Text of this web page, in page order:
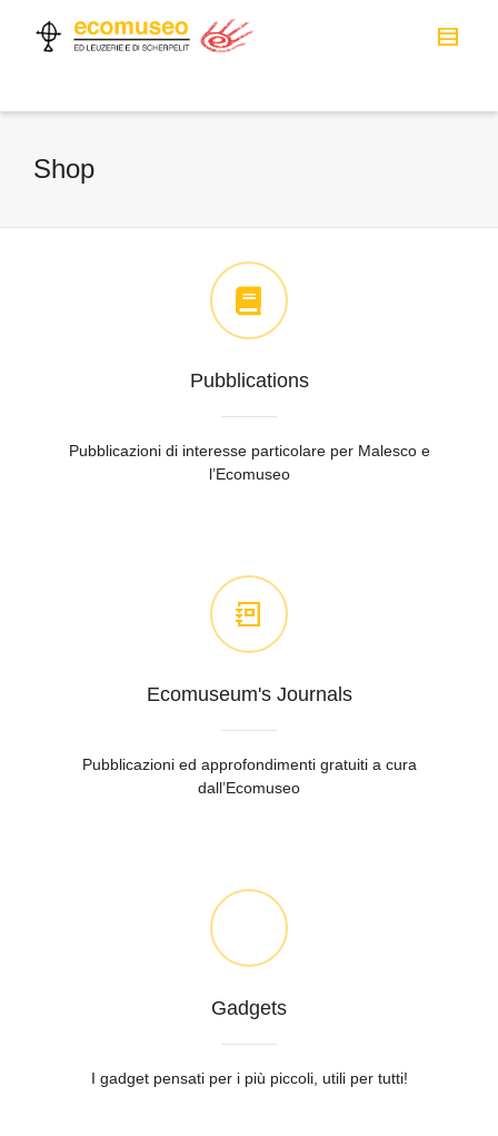
Shop
Pubblications
Pubblicazioni di interesse particolare per Malesco e
l’Ecomuseo
Ecomuseum's Journals
Pubblicazioni ed approfondimenti gratuiti a cura
dall’Ecomuseo
Gadgets
I gadget pensati per i più piccoli, utili per tutti!